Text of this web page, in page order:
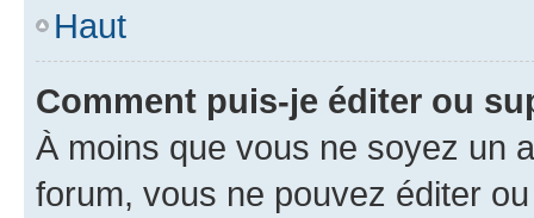
Haut
Comment puis-je éditer ou
À moins que vous ne soyez un
forum, vous ne pouvez éditer